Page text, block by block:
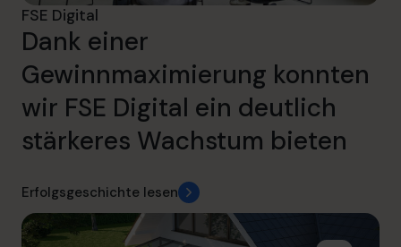
FSE Digital
Dank einer
Gewinnmaximierung konnten
wir FSE Digital ein deutlich
stärkeres Wachstum bieten
Erfolgsgeschichte lesen